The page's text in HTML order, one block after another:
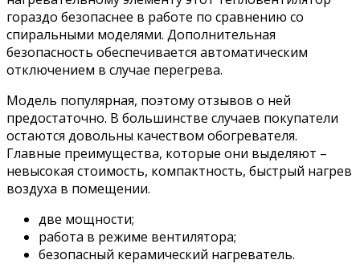
гораздо безопаснее в работе по сравнению со
спиральными моделями. Дополнительная
безопасность обеспечивается автоматическим
отключением в случае перегрева.
Модель популярная, поэтому отзывов о ней
предостаточно. В большинстве случаев покупатели
остаются довольны качеством обогревателя.
Главные преимущества, которые они выделяют –
невысокая стоимость, компактность, быстрый нагрев
воздуха в помещении.
две мощности;
работа в режиме вентилятора;
безопасный керамический нагреватель.